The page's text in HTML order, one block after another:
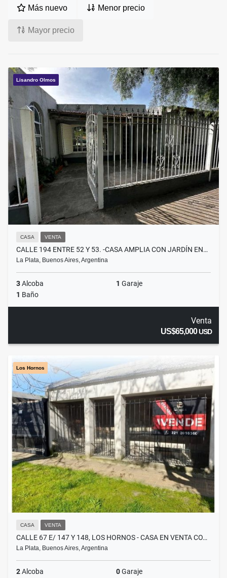
Más nuevo Menor precio
Mayor precio
Lisandro Olmos
CASA VENTA
CALLE 194 ENTRE 52 Y 53. -CASA AMPLIA CON JARDÍN EN…
La Plata, Buenos Aires, Argentina
3Alcoba 1 Garaje
1 Baño
Venta
US$65,000USD
Los Hornos
CASA VENTA
CALLE 67 E/ 147 Y 148, LOS HORNOS - CASA EN VENTA CO…
La Plata, Buenos Aires, Argentina
2Alcoba 0Garaje